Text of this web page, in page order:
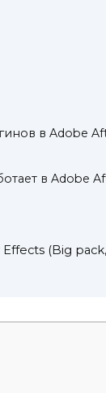
в Adobe
в Adobe
(Big pack,